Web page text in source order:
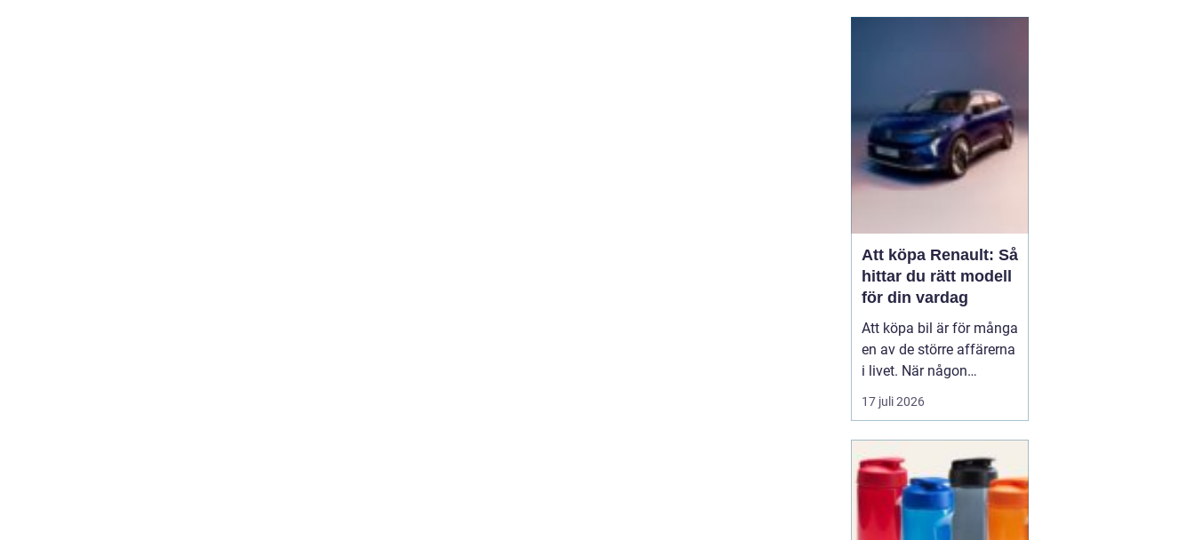
Att köpa Renault: Så
hittar du rätt modell
för din vardag
Att köpa bil är för många
en av de större affärerna
i livet. När någon
funderar på att köpa
Renault Skåne
17 juli 2026